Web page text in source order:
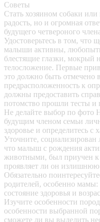
Советы
Стать хозяином собаки
радость, но и огромная
будущего четвероного
Удостоверьтесь в том, что
малыши активны,
блестящие глазки, мокрый
телосложение. Первые
это должно быть отмечено
предрасположенность к
должны предоставить
потомство прошли тесты и
Не делайте выбор по фото
будущим членом семьи
здоровье и определитесь с
Уточните,
что малыш с рождения
животными, был приучен к
проявляет ли он излишнюю
Обязательно
родителей, особенно мамы:
состояние здоровья и
Изучите особенности
особенности выбранной
сможете ли вы выделить